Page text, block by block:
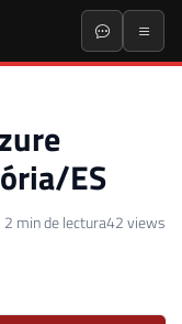
ES
2 min de lectura42 views